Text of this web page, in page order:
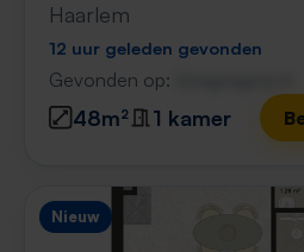
Haarlem
12 uur geleden gevonden
Gevonden op:
48m² 1 kamer
Nieuw